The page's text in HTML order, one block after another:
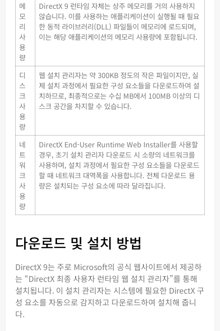
메
모
리
사
용
량
DirectX 9 런타임 자체는 상주 메모리를 거의 사용하지
않습니다. 이를 사용하는 애플리케이션이 실행될 때 필요
한 동적 라이브러리(DLL) 파일들이 메모리에 로드되며,
이는 해당 애플리케이션의 메모리 사용량에 포함됩니다.
디
스
크
사
용
량
웹 설치 관리자는 약 300KB 정도의 작은 파일이지만, 실
제 설치 과정에서 필요한 구성 요소들을 다운로드하여 설
치하므로, 최종적으로는 수십 MB에서 100MB 이상의 디
스크 공간을 차지할 수 있습니다.
네
트
워
크
사
용
량
DirectX End-User Runtime Web Installer를 사용할
경우, 초기 설치 관리자 다운로드 시 소량의 네트워크를
사용하며, 설치 과정에서 필요한 구성 요소들을 다운로드
할 때 네트워크 대역폭을 사용합니다. 전체 다운로드 용
량은 설치되는 구성 요소에 따라 달라집니다.
다운로드 및 설치 방법
DirectX 9는 주로 Microsoft의 공식 웹사이트에서 제공하
는 “DirectX 최종 사용자 런타임 웹 설치 관리자”를 통해
설치됩니다. 이 설치 관리자는 시스템에 필요한 DirectX 구
성 요소를 자동으로 감지하고 다운로드하여 설치해 줍니
다.